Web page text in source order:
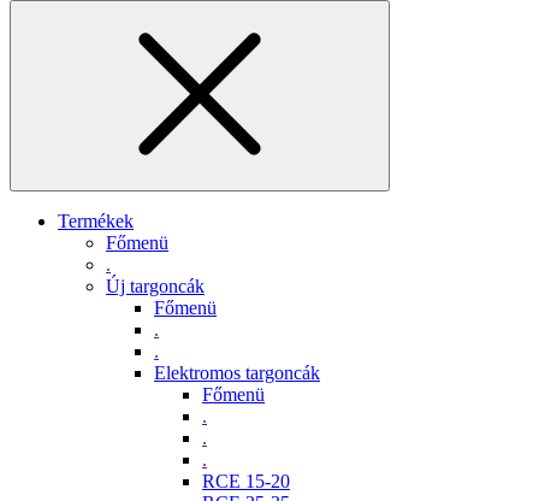
Termékek
Főmenü
.
Új targoncák
Főmenü
.
.
Elektromos targoncák
Főmenü
.
.
.
RCE 15-20